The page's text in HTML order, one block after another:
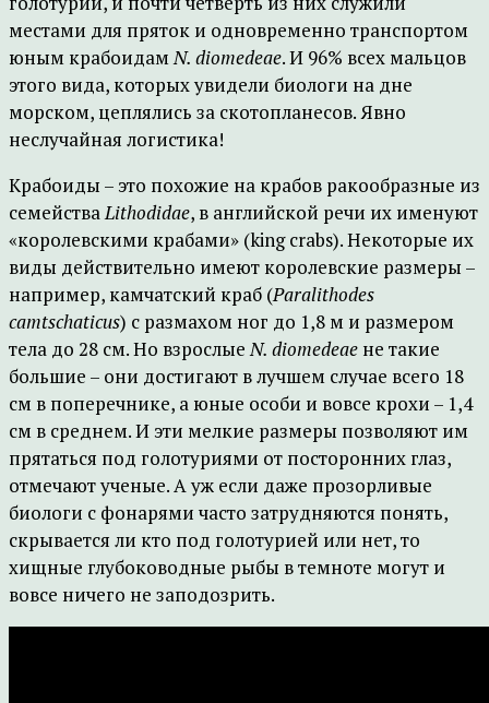
местами для пряток и одновременно транспортом
юным крабоидамN. diomedeae. И 96% всех мальцов
этого вида, которых увидели биологи на дне
морском, цеплялись за скотопланесов. Явно
неслучайная логистика!
Крабоиды – это похожие на крабов ракообразные из
семействаLithodidae, в английской речи их именуют
«королевскими крабами» (king crabs). Некоторые их
виды действительно имеют королевские размеры –
например, камчатский краб (Paralithodes
camtschaticus) с размахом ног до 1,8 м и размером
тела до 28 см. Но взрослыеN. diomedeae не такие
большие – они достигают в лучшем случае всего 18
см в поперечнике, а юные особи и вовсе крохи – 1,4
см в среднем. И эти мелкие размеры позволяют им
прятаться под голотуриями от посторонних глаз,
отмечают ученые. А уж если даже прозорливые
биологи с фонарями часто затрудняются понять,
скрывается ли кто под голотурией или нет, то
хищные глубоководные рыбы в темноте могут и
вовсе ничего не заподозрить.